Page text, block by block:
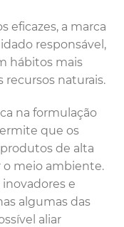
eficazes, a marca
responsável,
hábitos mais
recursos naturais.
na formulação
que os
de alta
meio ambiente.
e
algumas das
aliar